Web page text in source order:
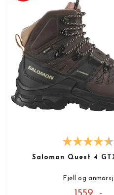
Salomon Quest 4
Fjell og anmarsj